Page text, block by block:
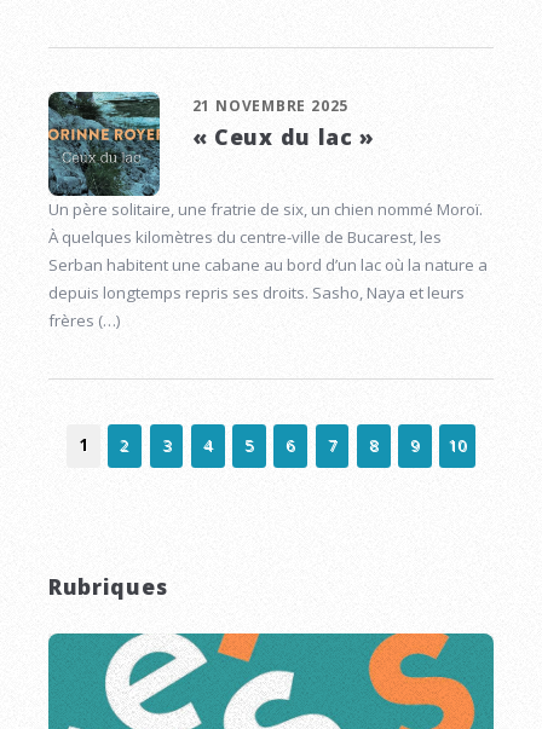
21 NOVEMBRE 2025
« Ceux du lac »
Un père solitaire, une fratrie de six, un chien nommé Moroï.
À quelques kilomètres du centre-ville de Bucarest, les
Serban habitent une cabane au bord d’un lac où la nature a
depuis longtemps repris ses droits. Sasho, Naya et leurs
frères (…)
1 2 3 4 5 6 7 8 9 10
Rubriques